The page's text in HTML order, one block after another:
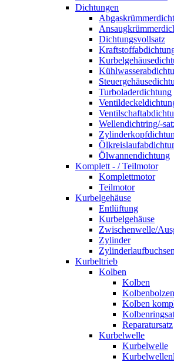
Dichtungen
Dichtungsvollsatz
Turboladerdichtung
Wellendichtring/-
Ölwannendichtung
Komplett - / Teilmotor
Komplettmotor
Teilmotor
Kurbelgehäuse
Entlüftung
Kurbelgehäuse
Zwischenwelle/
Zylinder
Kurbeltrieb
Kolben
Kolben
Kolben
Reparatursatz
Kurbelwelle
Kurbelwelle